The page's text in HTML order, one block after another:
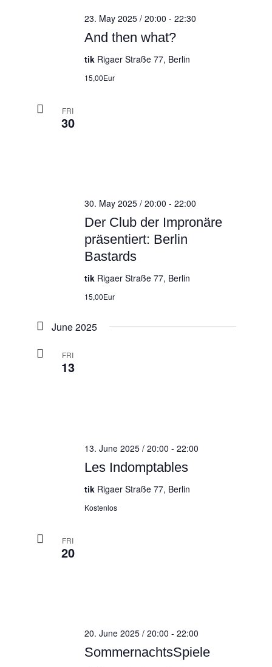
And then what?
23. May 2025 / 20:00 - 22:30
tik Rigaer Straße 77, Berlin
15,00Eur
FRI
30
Der Club der Impronäre
präsentiert: Berlin
Bastards
30. May 2025 / 20:00 - 22:00
tik Rigaer Straße 77, Berlin
15,00Eur
June 2025
FRI
13
Les Indomptables
13. June 2025 / 20:00 - 22:00
tik Rigaer Straße 77, Berlin
Kostenlos
FRI
20
SommernachtsSpiele
20. June 2025 / 20:00 - 22:00